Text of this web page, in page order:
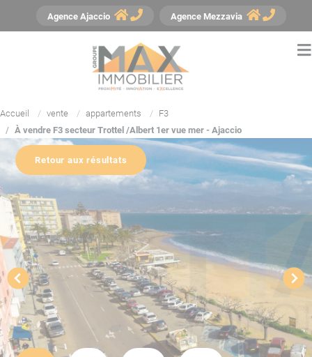
Agence Ajaccio Agence Mezzavia
Accueil vente appartements
F3
À vendre F3 secteur Trottel /Albert 1er vue mer - Ajaccio
YouTube est désactivé. Autoriser
Retour aux résultats
Panneau de gestion des cookies